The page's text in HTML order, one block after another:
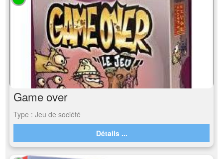
Game over
Type : Jeu de société
Détails ...